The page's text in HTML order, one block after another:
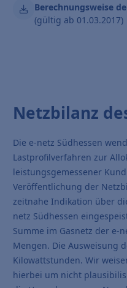
Berechnungsweise
(gültig ab 01.03.2017)
Netzbilanz
Die e-netz Südhessen
Lastprofilverfahren zur
leistungsgemessener
Veröffentlichung der
zeitnahe Indikation über
netz Südhessen
Summe im Gasnetz der e-
Mengen. Die Ausweisung
Kilowattstunden. Wir
hierbei um nicht